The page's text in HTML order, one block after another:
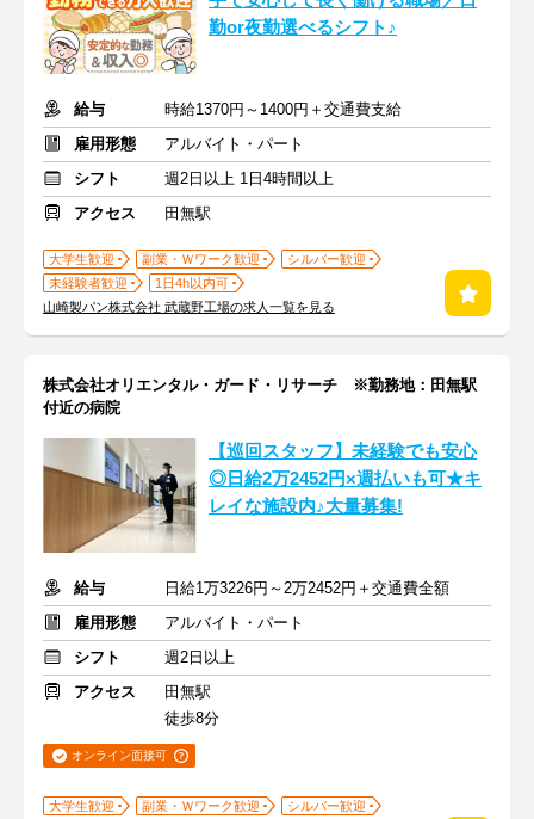
勤or夜勤選べるシフト♪
給与
時給1370円～1400円＋交通費支給
雇用形態
アルバイト・パート
シフト
週2日以上 1日4時間以上
アクセス
田無駅
大学生歓迎 副業・Ｗワーク歓迎
シルバー歓迎
未経験者歓迎
1日4h以内可
山崎製パン株式会社 武蔵野工場の求人一覧を見る
株式会社オリエンタル・ガード・リサーチ ※勤務地：田無駅
付近の病院
【巡回スタッフ】未経験でも安心
◎日給2万2452円×週払いも可★キ
レイな施設内♪大量募集!
給与
日給1万3226円～2万2452円＋交通費全額
雇用形態
アルバイト・パート
シフト
週2日以上
アクセス
田無駅
徒歩8分
オンライン面接可
大学生歓迎 副業・Ｗワーク歓迎
シルバー歓迎